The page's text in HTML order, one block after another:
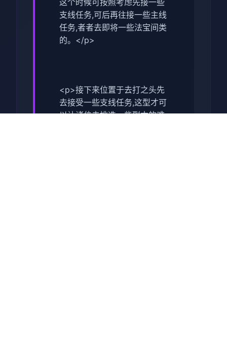
这个时候可按照考虑先接一些
支线任务,可后再往接一些主线
任务,者者去即将一些法宝间类
的。</p>
<p>接下来位置于去打之头先
去接受一些支线任务,这型才可
以让诸位去挑选一些副本的难